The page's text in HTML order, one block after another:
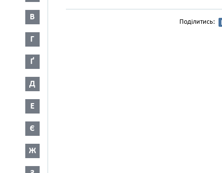
В
Г
Ґ
Д
Е
Є
Ж
Поділитись: